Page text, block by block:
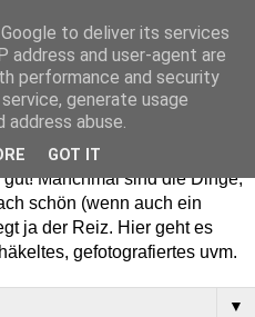
Einfach und schön -
Manchmal sind die Dinge,
schön (wenn auch ein
ja der Reiz. Hier geht es
gefotografiertes uvm.
▼
to deliver its services
address and user-agent are
performance and security
generate usage
abuse.
GOT IT